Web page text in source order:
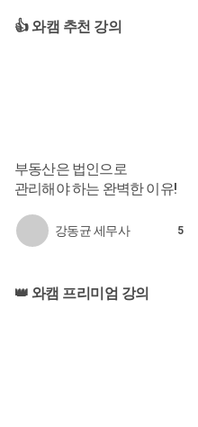
👍 와캠 추천 강의
부동산은 법인으로
관리해야 하는 완벽한 이유!
강동균 세무사 5
️👑 와캠 프리미엄 강의